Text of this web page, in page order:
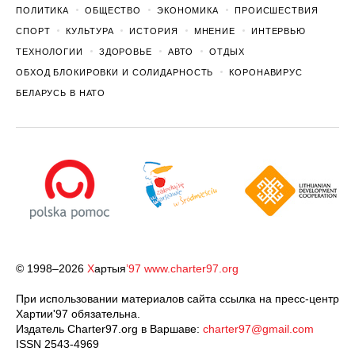
ПОЛИТИКА ОБЩЕСТВО ЭКОНОМИКА ПРОИСШЕСТВИЯ
СПОРТ КУЛЬТУРА ИСТОРИЯ МНЕНИЕ ИНТЕРВЬЮ
ТЕХНОЛОГИИ ЗДОРОВЬЕ АВТО ОТДЫХ
ОБХОД БЛОКИРОВКИ И СОЛИДАРНОСТЬ КОРОНАВИРУС
БЕЛАРУСЬ В НАТО
© 1998–2026 Хартыя’97 www.charter97.org
При использовании материалов сайта ссылка на пресс-центр
Хартии'97 обязательна.
Издатель Charter97.org в Варшаве: charter97@gmail.com
ISSN 2543-4969